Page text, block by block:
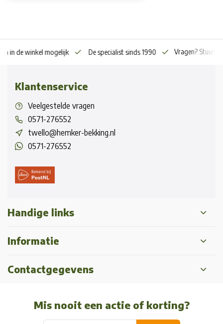
in de winkel mogelijk De specialist sinds 1990 Vragen? Stuur
Klantenservice
Veelgestelde vragen
0571-276552
twello@hemker-bekking.nl
0571-276552
Handige links
Informatie
Contactgegevens
Mis nooit een actie of korting?